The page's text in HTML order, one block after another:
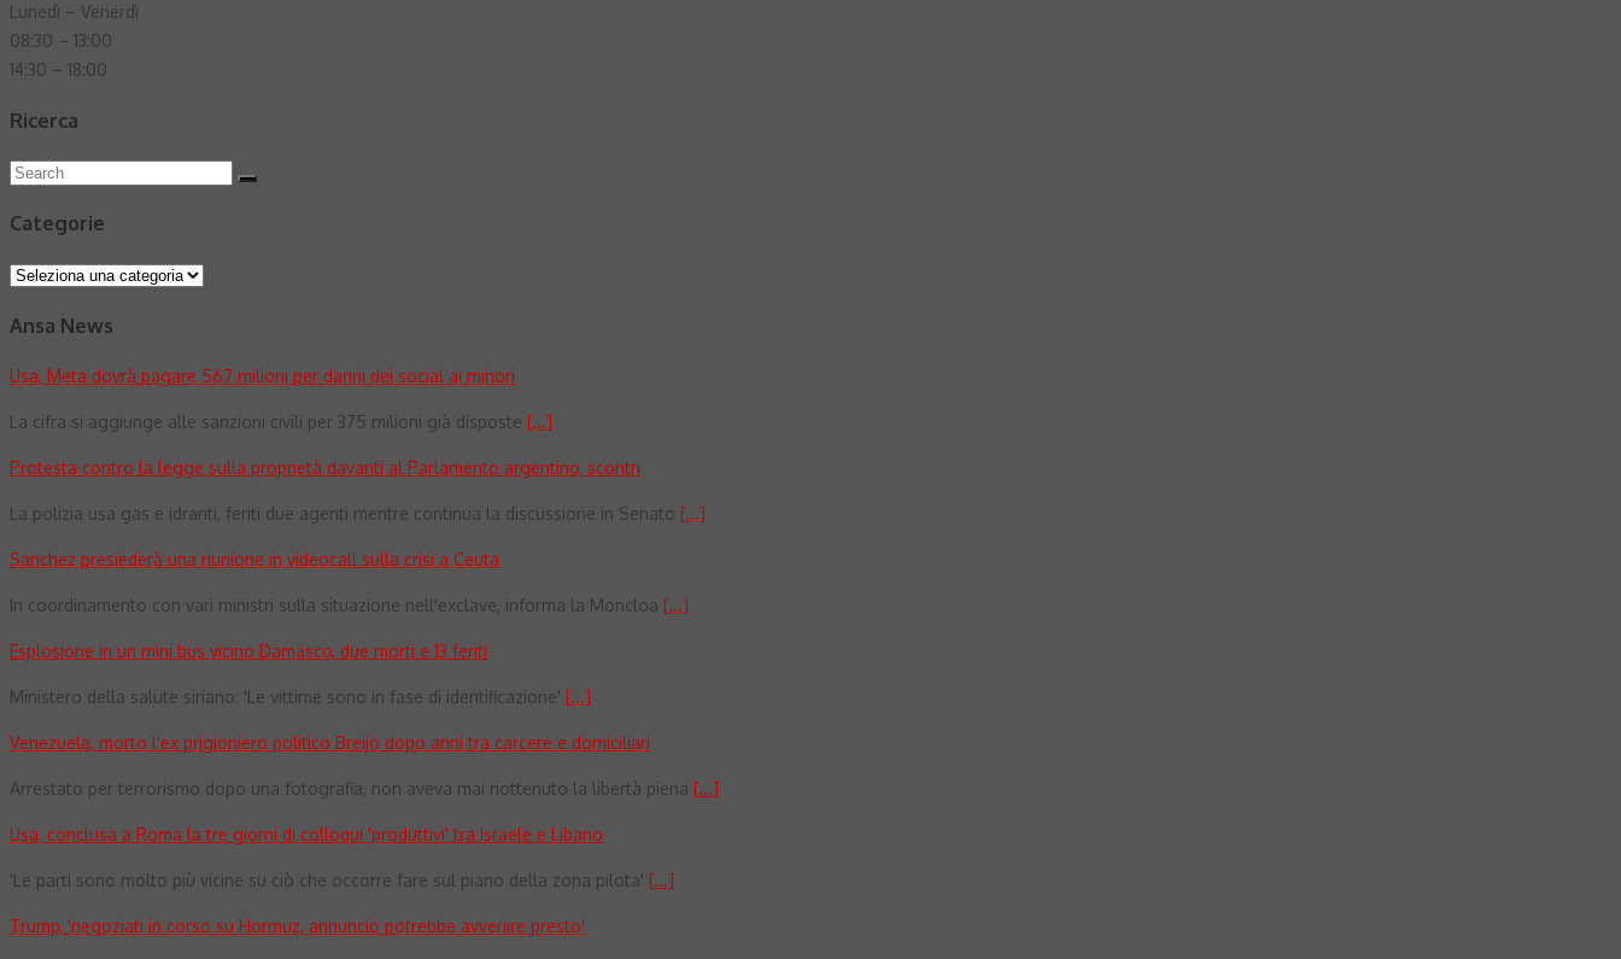
Lunedì – Venerdì
08:30 – 13:00
14:30 – 18:00
Ricerca
Search
Search
Categorie
Categorie
Ansa News
Usa, Meta dovrà pagare 567 milioni per danni dei social ai minori
La cifra si aggiunge alle sanzioni civili per 375 milioni già disposte [...]
Protesta contro la legge sulla proprietà davanti al Parlamento argentino, scontri
La polizia usa gas e idranti, feriti due agenti mentre continua la discussione in Senato [...]
Sanchez presiederà una riunione in videocall sulla crisi a Ceuta
In coordinamento con vari ministri sulla situazione nell'exclave, informa la Moncloa [...]
Esplosione in un mini bus vicino Damasco, due morti e 13 feriti
Ministero della salute siriano: 'Le vittime sono in fase di identificazione' [...]
Venezuela, morto l'ex prigioniero politico Breijo dopo anni tra carcere e domiciliari
Arrestato per terrorismo dopo una fotografia, non aveva mai riottenuto la libertà piena [...]
Usa, conclusa a Roma la tre giorni di colloqui 'produttivi' tra Israele e Libano
'Le parti sono molto più vicine su ciò che occorre fare sul piano della zona pilota' [...]
Trump, 'negoziati in corso su Hormuz, annuncio potrebbe avvenire presto'